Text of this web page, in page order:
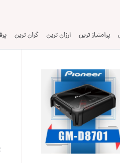
پرامتیاز ترین ارزان ترین گران ترین